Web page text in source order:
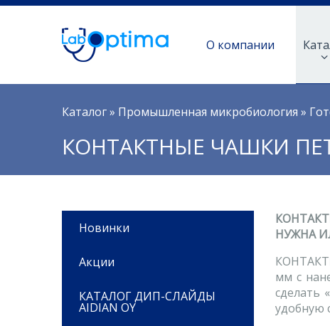
О компании
Вы здесь
Каталог» Промышленная микробиология »
КОНТАКТНЫЕ ЧАШКИ
Новинки
Акции
КАТАЛОГ ДИП-СЛАЙДЫ
AIDIAN OY
НУЖНА
мм с
сделать
удобную